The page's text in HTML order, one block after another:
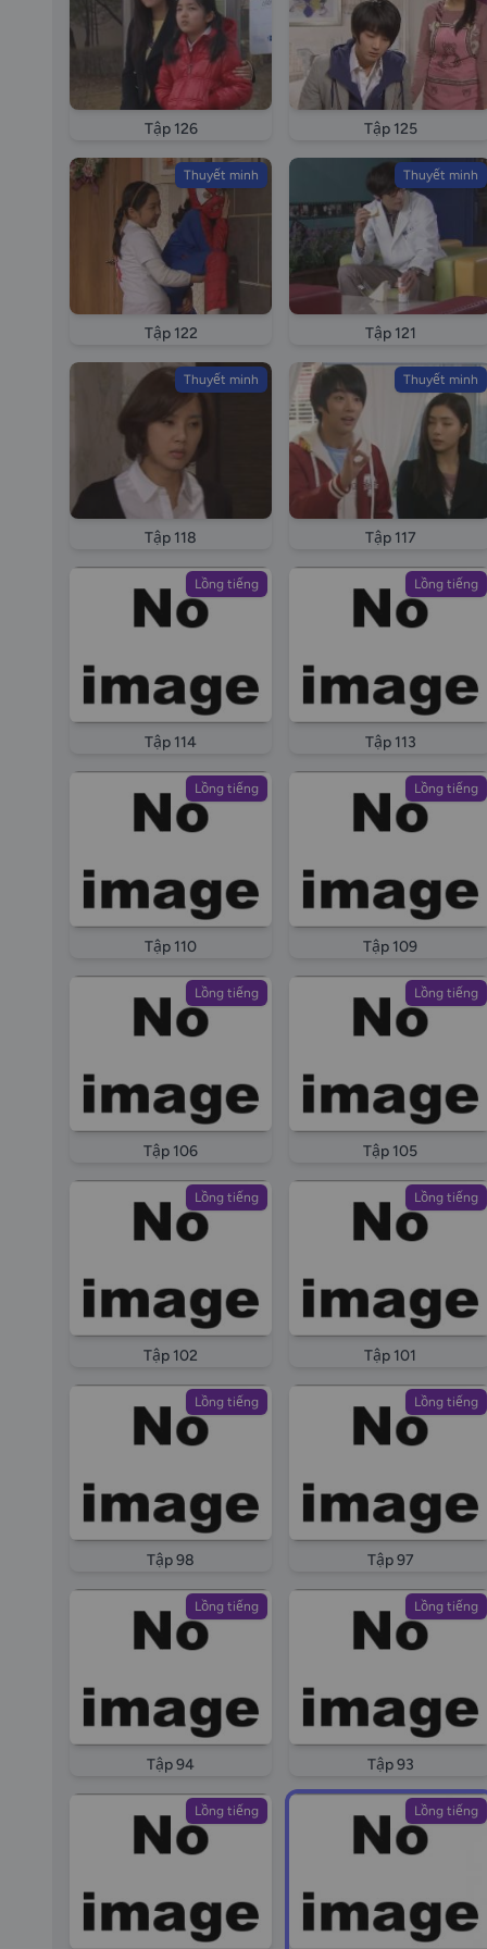
Tập 126 Tập 125
Thuyết minh
Tập 122
Thuyết minh
Tập 121
Thuyết minh
Tập 118
Thuyết minh
Tập 117
Lồng tiếng
Tập 114
Lồng tiếng
Tập 113
Lồng tiếng
Tập 110
Lồng tiếng
Tập 109
Lồng tiếng
Tập 106
Lồng tiếng
Tập 105
Lồng tiếng
Tập 102
Lồng tiếng
Tập 101
Lồng tiếng
Tập 98
Lồng tiếng
Tập 97
Lồng tiếng
Tập 94
Lồng tiếng
Tập 93
Lồng tiếng Lồng tiếng